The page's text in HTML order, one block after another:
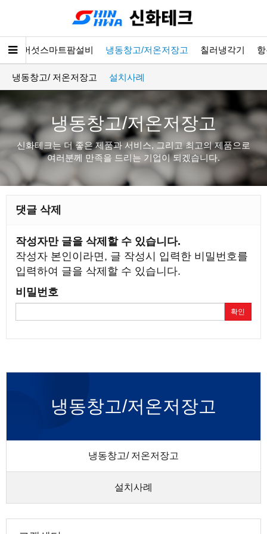
버섯스마트팜설비 냉동창고/저온저장고 칠러냉각기
냉동창고/ 저온저장고 설치사례
냉동창고/저온저장고
신화테크는 더 좋은 제품과 서비스, 그리고 최고의 제품으로
여러분께 만족을 드리는 기업이 되겠습니다.
댓글 삭제
작성자만 글을 삭제할 수 있습니다.
작성자 본인이라면, 글 작성시 입력한 비밀번호를
입력하여 글을 삭제할 수 있습니다.
비밀번호
확인
냉동창고/저온저장고
냉동창고/ 저온저장고
설치사례